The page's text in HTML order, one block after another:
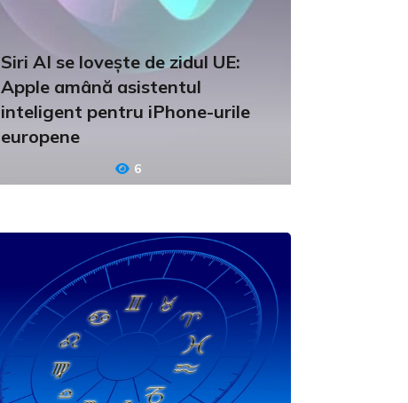
Siri AI se lovește de zidul UE:
Apple amână asistentul
inteligent pentru iPhone-urile
europene
6